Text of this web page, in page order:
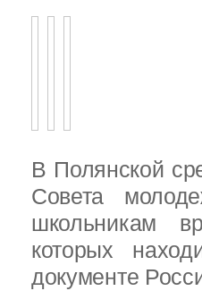
В Полянской
Совета
школьникам
которых
документе